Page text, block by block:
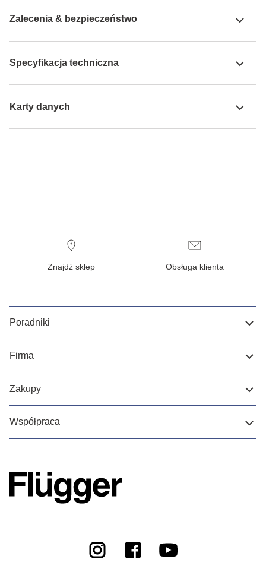
Zalecenia & bezpieczeństwo
Specyfikacja techniczna
Karty danych
Znajdź sklep Obsługa klienta
Poradniki
Firma
Zakupy
Współpraca